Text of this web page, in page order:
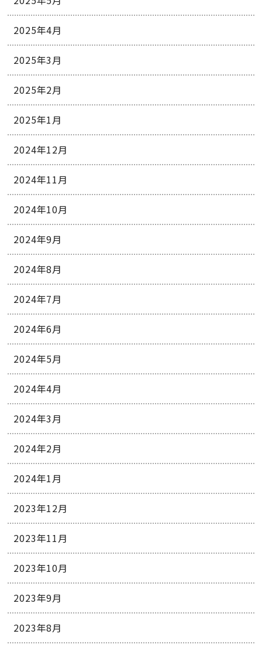
2025年4月
2025年3月
2025年2月
2025年1月
2024年12月
2024年11月
2024年10月
2024年9月
2024年8月
2024年7月
2024年6月
2024年5月
2024年4月
2024年3月
2024年2月
2024年1月
2023年12月
2023年11月
2023年10月
2023年9月
2023年8月